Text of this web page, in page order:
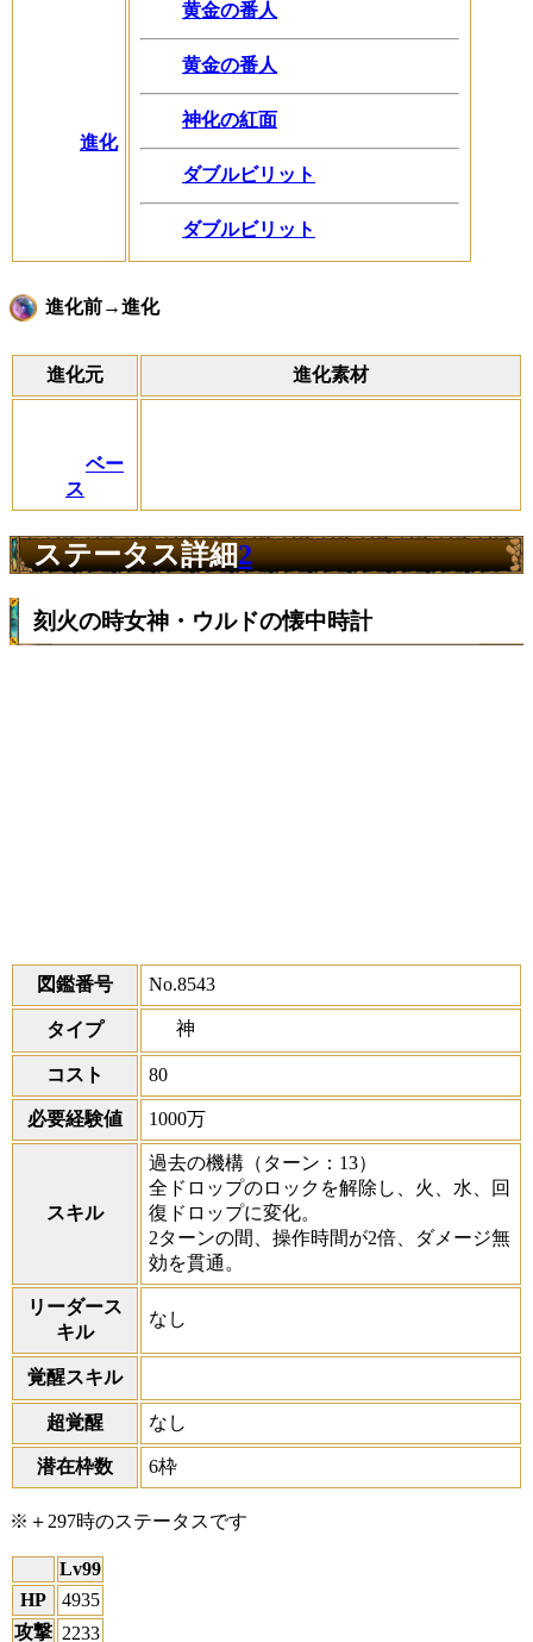
進化
黄金の番人
黄金の番人
神化の紅面
ダブルビリット
ダブルビリット
進化前→進化
進化元 進化素材
ベー
ス
ステータス詳細2
刻火の時女神・ウルドの懐中時計
図鑑番号 No.8543
タイプ 神
コスト 80
必要経験値 1000万
スキル
過去の機構 （ターン：13）
全ドロップのロックを解除し、火、水、回
復ドロップに変化。
2ターンの間、操作時間が2倍、ダメージ無
効を貫通。
リーダース
キル
なし
覚醒スキル
超覚醒 なし
潜在枠数 6枠
※＋297時のステータスです
Lv99
HP
4935
攻撃 2233